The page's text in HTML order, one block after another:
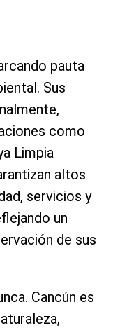
pauta
Sus
como
Limpia
altos
servicios y
un
de sus
Cancún es